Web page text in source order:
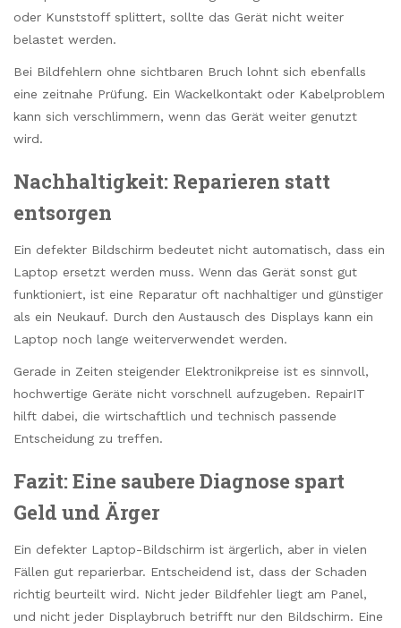
oder Kunststoff splittert, sollte das Gerät nicht weiter
belastet werden.
Bei Bildfehlern ohne sichtbaren Bruch lohnt sich ebenfalls
eine zeitnahe Prüfung. Ein Wackelkontakt oder Kabelproblem
kann sich verschlimmern, wenn das Gerät weiter genutzt
wird.
Nachhaltigkeit: Reparieren statt
entsorgen
Ein defekter Bildschirm bedeutet nicht automatisch, dass ein
Laptop ersetzt werden muss. Wenn das Gerät sonst gut
funktioniert, ist eine Reparatur oft nachhaltiger und günstiger
als ein Neukauf. Durch den Austausch des Displays kann ein
Laptop noch lange weiterverwendet werden.
Gerade in Zeiten steigender Elektronikpreise ist es sinnvoll,
hochwertige Geräte nicht vorschnell aufzugeben. RepairIT
hilft dabei, die wirtschaftlich und technisch passende
Entscheidung zu treffen.
Fazit: Eine saubere Diagnose spart
Geld und Ärger
Ein defekter Laptop-Bildschirm ist ärgerlich, aber in vielen
Fällen gut reparierbar. Entscheidend ist, dass der Schaden
richtig beurteilt wird. Nicht jeder Bildfehler liegt am Panel,
und nicht jeder Displaybruch betrifft nur den Bildschirm. Eine